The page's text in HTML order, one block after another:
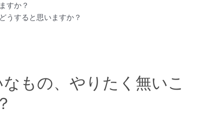
すか？
うすると思いますか？
なもの、やりたく無いこ